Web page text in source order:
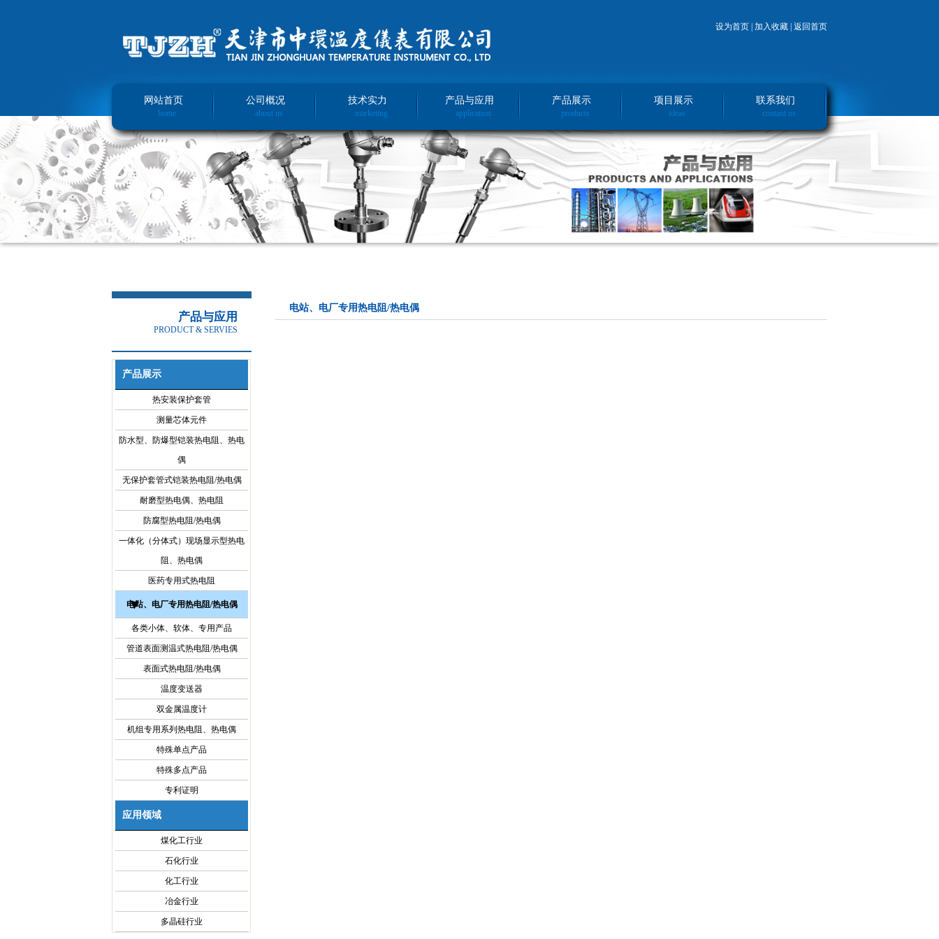
设为首页 | 加入收藏 | 返回首页
网站首页
home
公司概况
about us
技术实力
marketing
产品与应用
application
产品展示
products
项目展示
ideas
联系我们
contant us
产品与应用
PRODUCT & SERVIES
产品展示
热安装保护套管
测量芯体元件
防水型、防爆型铠装热电阻、热电
偶
无保护套管式铠装热电阻/热电偶
耐磨型热电偶、热电阻
防腐型热电阻/热电偶
一体化（分体式）现场显示型热电
阻、热电偶
医药专用式热电阻
电站、电厂专用热电阻/热电偶
各类小体、软体、专用产品
管道表面测温式热电阻/热电偶
表面式热电阻/热电偶
温度变送器
双金属温度计
机组专用系列热电阻、热电偶
特殊单点产品
特殊多点产品
专利证明
应用领域
煤化工行业
石化行业
化工行业
冶金行业
多晶硅行业
电站、电厂专用热电阻/热电偶